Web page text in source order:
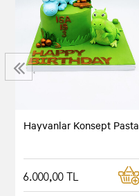
Hayvanlar Konsept Pasta
6.000,00 TL
‹